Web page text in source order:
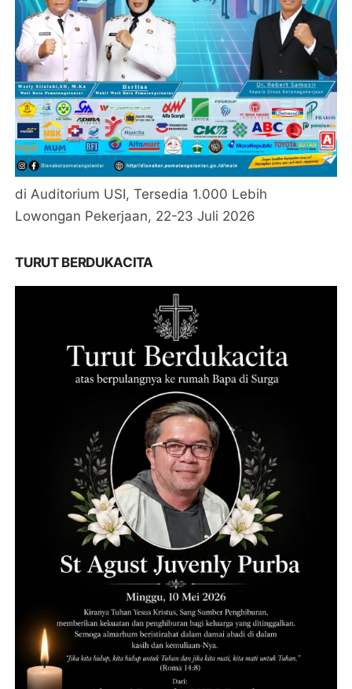
di Auditorium USI, Tersedia 1.000 Lebih
Lowongan Pekerjaan, 22-23 Juli 2026
TURUT BERDUKACITA